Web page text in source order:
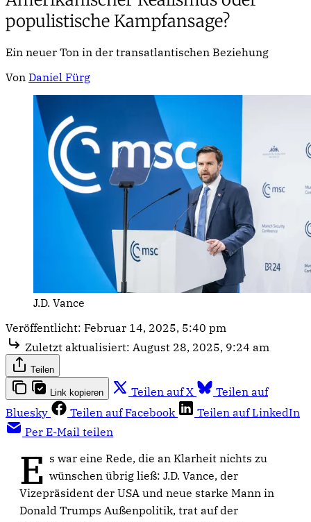
populistische Kampfansage?
Ein neuer Ton in der transatlantischen Beziehung
Von Daniel Fürg
J.D. Vance
Veröffentlicht: Februar 14, 2025, 5:40 pm
Zuletzt aktualisiert: August 28, 2025, 9:24 am
Teilen
Link kopieren Teilen auf X
Teilen auf
Bluesky
Teilen auf Facebook
Teilen auf LinkedIn
Per E-Mail teilen
E s war eine Rede, die an Klarheit nichts zu
wünschen übrig ließ: J.D. Vance, der
Vizepräsident der USA und neue starke Mann in
Donald Trumps Außenpolitik, trat auf der